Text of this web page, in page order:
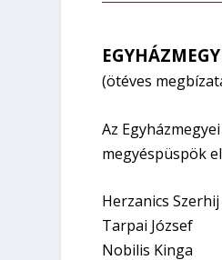
(ötéves
Az
megyéspüspök
Herzanics
Tarpai József
Nobilis Kinga